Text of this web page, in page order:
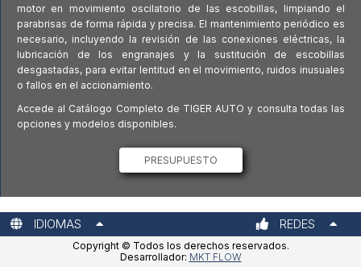
motor en movimiento oscilatorio de las escobillas, limpiando el
parabrisas de forma rápida y precisa. El mantenimiento periódico es
necesario, incluyendo la revisión de las conexiones eléctricas, la
lubricación de los engranajes y la sustitución de escobillas
desgastadas, para evitar lentitud en el movimiento, ruidos inusuales
o fallos en el accionamiento.
Accede al Catálogo Completo de TIGER AUTO y consulta todas las
opciones y modelos disponibles.
PRESUPUESTO
IDIOMAS REDES
Copyright © Todos los derechos reservados.
Desarrollador: MKT FLOW